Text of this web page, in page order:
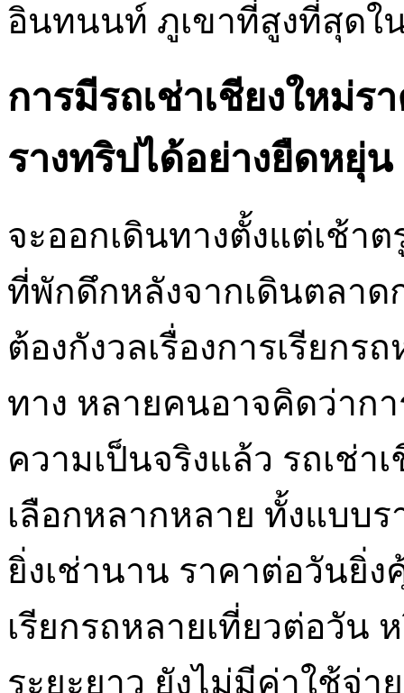
อินทนนท์ ภูเขาที่สูงที่สุดใ
การมีรถเช่าเชียงใหม่
รางทริปได้อย่างยืดหยุ่น
จะออกเดินทางตั้งแต่เช้า
ที่พักดึกหลังจากเดินตลาด
ต้องกังวลเรื่องการเรียก
ทาง หลายคนอาจคิดว่าก
ความเป็นจริงแล้ว รถเช่า
เลือกหลากหลาย ทั้งแบบ
ยิ่งเช่านาน ราคาต่อวันยิ่ง
เรียกรถหลายเที่ยวต่อวัน
ระยะยาว ยังไม่มีค่าใช้จ่า